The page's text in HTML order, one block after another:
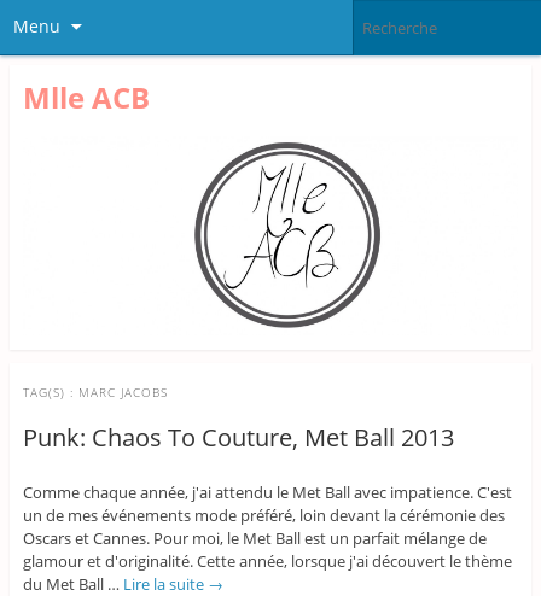
Menu
Mlle ACB
TAG(S) : MARC JACOBS
Punk: Chaos To Couture, Met Ball 2013
Comme chaque année, j'ai attendu le Met Ball avec impatience. C'est
un de mes événements mode préféré, loin devant la cérémonie des
Oscars et Cannes. Pour moi, le Met Ball est un parfait mélange de
glamour et d'originalité. Cette année, lorsque j'ai découvert le thème
du Met Ball … Lire la suite →